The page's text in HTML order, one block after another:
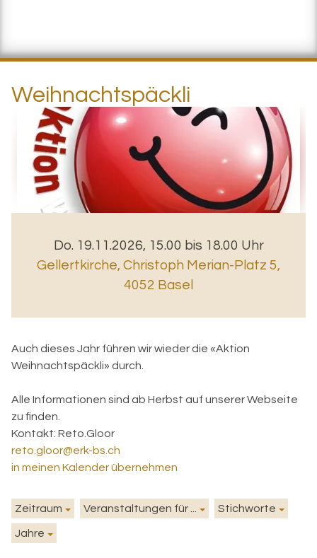
Weihnachtspäckli
Do. 19.11.2026, 15.00 bis 18.00 Uhr
Gellertkirche, Christoph Merian-Platz 5,
4052 Basel
Auch dieses Jahr führen wir wieder die «Aktion
Weihnachtspäckli» durch.
Alle Informationen sind ab Herbst auf unserer Webseite
zu finden.
Kontakt: Reto.Gloor
reto.gloor@erk-bs.ch
in meinen Kalender übernehmen
Zeitraum Veranstaltungen für ... Stichworte
Jahre